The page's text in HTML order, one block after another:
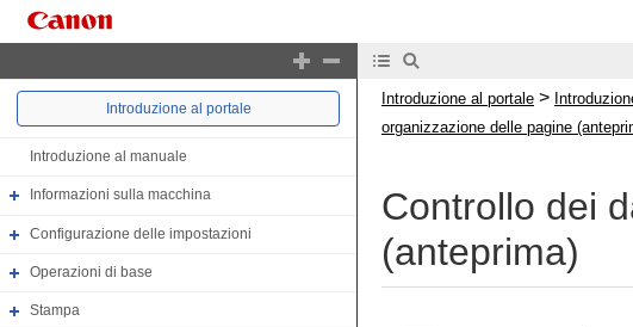
Introduzione al portale
Introduzione al manuale
Informazioni sulla macchina
Configurazione delle impostazioni
Operazioni di base
Stampa
Introduzione al portale >
organizzazione delle pagine
Controllo dei
(anteprima)